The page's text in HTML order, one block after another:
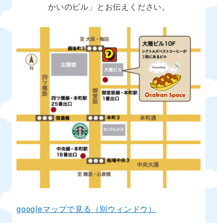
かいのビル」とお伝えください。
googleマップで見る（別ウィンドウ）